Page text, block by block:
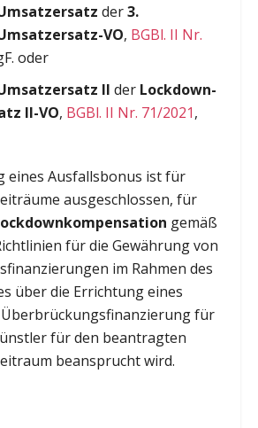
der3.
VO, BGBl. II Nr.
oder
II der Lockdown-
II-VO, BGBl. II Nr. 71/2021,
eines Ausfallsbonus ist für
ausgeschlossen, für
gemäß
für die Gewährung von
im Rahmen des
über die Errichtung eines
für
für den beantragten
beansprucht wird.